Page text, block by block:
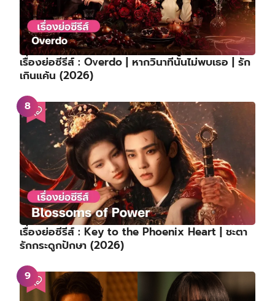
เรื่องย่อซีรีส์ : Overdo | หากวินาทีนั้นไม่พบเธอ | รัก
เกินแค้น (2026)
เรื่องย่อซีรีส์ : Key to the Phoenix Heart | ชะตา
รักกระดูกปักษา (2026)